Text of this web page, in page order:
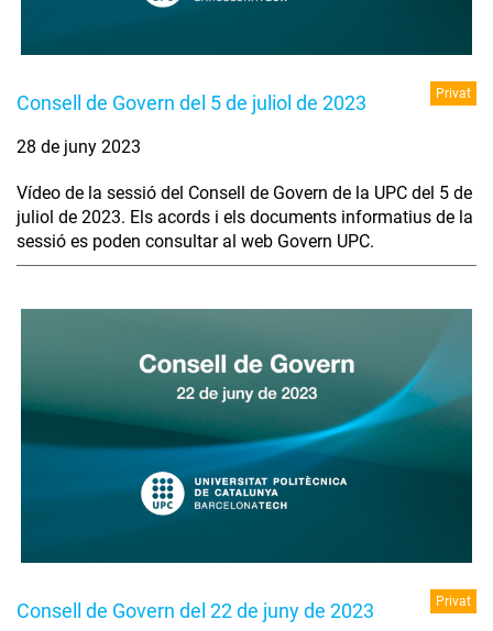
Consell de Govern del 5 de juliol de 2023 Privat
28 de juny 2023
Vídeo de la sessió del Consell de Govern de la UPC del 5 de
juliol de 2023. Els acords i els documents informatius de la
sessió es poden consultar al web Govern UPC.
Consell de Govern del 22 de juny de 2023 Privat